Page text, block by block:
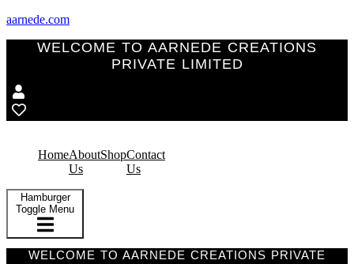
aarnede.com
WELCOME TO AARNEDE CREATIONS
PRIVATE LIMITED
HomeAbout
Us
ShopContact
Us
Hamburger
Toggle Menu
WELCOME TO AARNEDE CREATIONS PRIVATE